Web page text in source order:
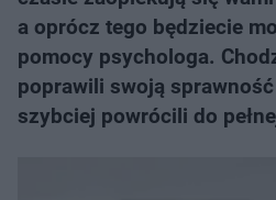
a oprócz tego będziecie
pomocy psychologa.
poprawili swoją
szybciej powrócili do